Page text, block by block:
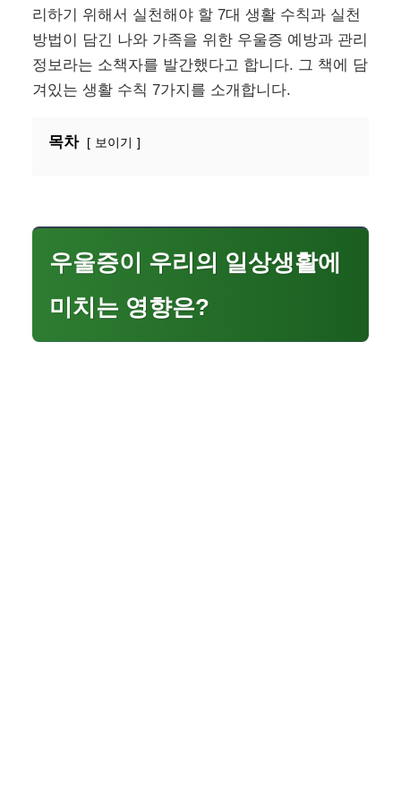
리하기 위해서 실천해야 할 7대 생활 수칙과 실천
방법이 담긴 나와 가족을 위한 우울증 예방과 관리
정보라는 소책자를 발간했다고 합니다. 그 책에 담
겨있는 생활 수칙 7가지를 소개합니다.
목차 보이기
우울증이 우리의 일상생활에
미치는 영향은?